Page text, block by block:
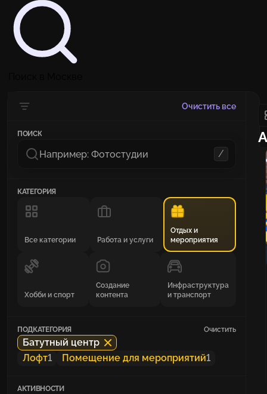
Очистить все
ПОИСК
/
КАТЕГОРИЯ
Все категории Работа и услуги
Отдых и
мероприятия
Хобби и спорт
Создание
контента
Инфраструктура
и транспорт
ПОДКАТЕГОРИЯ Очистить
Батутный центр
Лофт1 Помещение для мероприятий1
АКТИВНОСТИ